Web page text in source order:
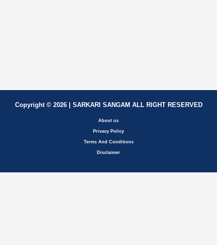
Copyright © 2026 | SARKARI SANGAM ALL RIGHT RESERVED
About us
Privacy Policy
Terms And Conditions
Disclaimer